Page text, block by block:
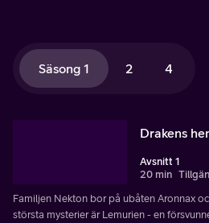
Säsong 1 2 4
Drakens
Avsnitt 1
20 min
Familjen Nekton bor på ubåten Aronnax
största mysterier är Lemurien - en